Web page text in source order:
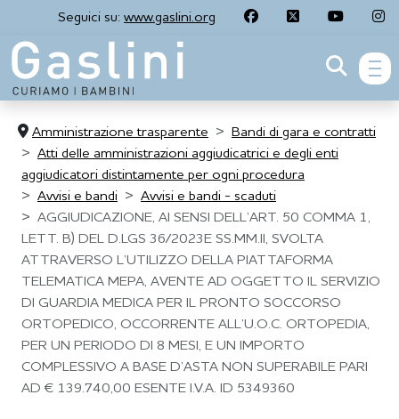
Seguici su: www.gaslini.org
Amministrazione trasparente
Bandi di gara e contratti
Atti delle amministrazioni aggiudicatrici e degli enti
aggiudicatori distintamente per ogni procedura
Avvisi e bandi
Avvisi e bandi - scaduti
AGGIUDICAZIONE, AI SENSI DELL’ART. 50 COMMA 1,
LETT. B) DEL D.LGS 36/2023E SS.MM.II, SVOLTA
ATTRAVERSO L’UTILIZZO DELLA PIATTAFORMA
TELEMATICA MEPA, AVENTE AD OGGETTO IL SERVIZIO
DI GUARDIA MEDICA PER IL PRONTO SOCCORSO
ORTOPEDICO, OCCORRENTE ALL’U.O.C. ORTOPEDIA,
PER UN PERIODO DI 8 MESI, E UN IMPORTO
COMPLESSIVO A BASE D’ASTA NON SUPERABILE PARI
AD € 139.740,00 ESENTE I.V.A. ID 5349360